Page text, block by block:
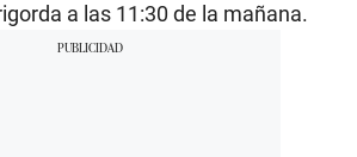
a las 11:30 de la mañana.